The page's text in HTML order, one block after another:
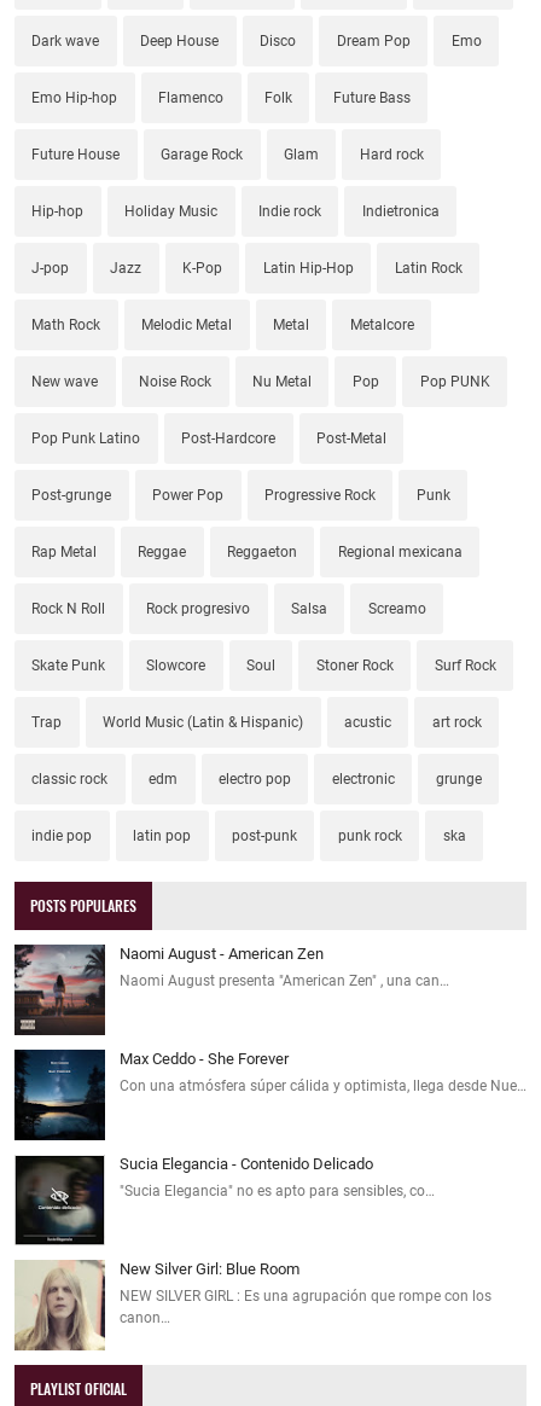
Dark wave Deep House Disco Dream Pop Emo
Emo Hip-hop Flamenco Folk Future Bass
Future House Garage Rock Glam Hard rock
Hip-hop Holiday Music Indie rock Indietronica
J-pop Jazz K-Pop Latin Hip-Hop Latin Rock
Math Rock Melodic Metal Metal Metalcore
New wave Noise Rock Nu Metal Pop Pop PUNK
Pop Punk Latino Post-Hardcore Post-Metal
Post-grunge Power Pop Progressive Rock Punk
Rap Metal Reggae Reggaeton Regional mexicana
Rock N Roll Rock progresivo Salsa Screamo
Skate Punk Slowcore Soul Stoner Rock Surf Rock
Trap World Music (Latin & Hispanic) acustic art rock
classic rock edm electro pop electronic grunge
indie pop latin pop post-punk punk rock ska
POSTS POPULARES
Naomi August - American Zen
Naomi August presenta "American Zen" , una can…
Max Ceddo - She Forever
Con una atmósfera súper cálida y optimista, llega desde Nue…
Sucia Elegancia - Contenido Delicado
"Sucia Elegancia" no es apto para sensibles, co…
New Silver Girl: Blue Room
NEW SILVER GIRL : Es una agrupación que rompe con los
canon…
PLAYLIST OFICIAL